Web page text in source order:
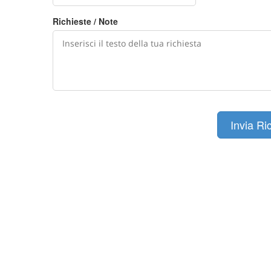
Richieste / Note
Invia